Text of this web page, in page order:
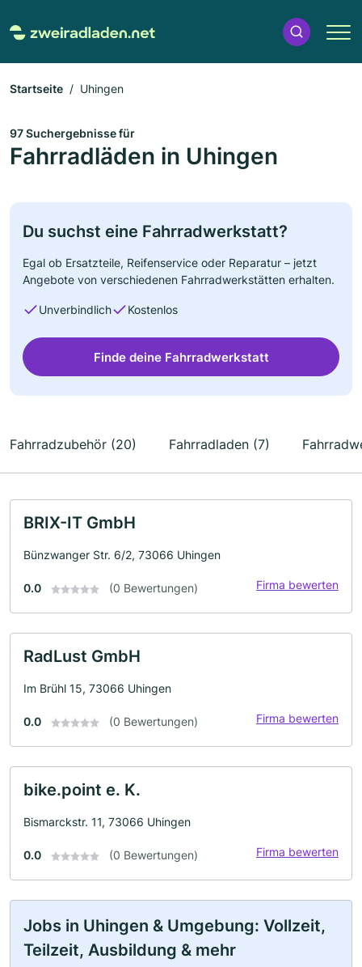
Startseite Uhingen
97 Suchergebnisse für
Fahrradläden in Uhingen
Du suchst eine Fahrradwerkstatt?
Egal ob Ersatzteile, Reifenservice oder Reparatur – jetzt
Angebote von verschiedenen Fahrradwerkstätten erhalten.
Unverbindlich Kostenlos
Finde deine Fahrradwerkstatt
Fahrradzubehör (20) Fahrradladen (7)
BRIX-IT GmbH
Bünzwanger Str. 6/2, 73066 Uhingen
0.0 (0 Bewertungen) Firma bewerten
RadLust GmbH
Im Brühl 15, 73066 Uhingen
0.0 (0 Bewertungen) Firma bewerten
bike.point e. K.
Bismarckstr. 11, 73066 Uhingen
0.0 (0 Bewertungen) Firma bewerten
Jobs in Uhingen & Umgebung: Vollzeit,
Teilzeit, Ausbildung & mehr